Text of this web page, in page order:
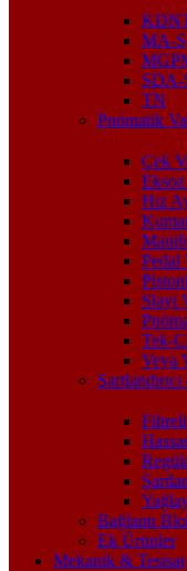
MA-S
SDA-
TN
Pnömatik
Çek
Hız
Pedal
Slayt
Tek-
Veya
Bağlantı
Ek Ürünler
Mekanik & Tesisat